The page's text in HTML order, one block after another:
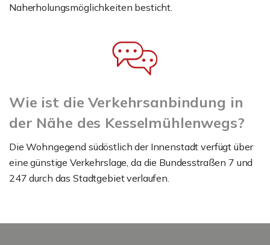
Naherholungsmöglichkeiten besticht.
Wie ist die Verkehrsanbindung in
der Nähe des Kesselmühlenwegs?
Die Wohngegend südöstlich der Innenstadt verfügt über
eine günstige Verkehrslage, da die Bundesstraßen 7 und
247 durch das Stadtgebiet verlaufen.